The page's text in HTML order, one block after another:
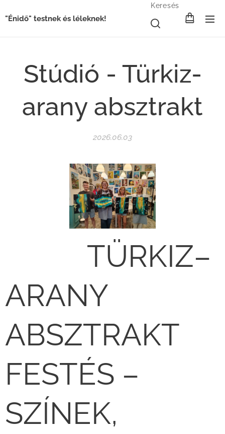
"Énidő" testnek és léleknek!
Keresés
Stúdió - Türkiz-
arany absztrakt
2026.06.03
💙✨ TÜRKIZ–
ARANY
ABSZTRAKT
FESTÉS –
SZÍNEK,